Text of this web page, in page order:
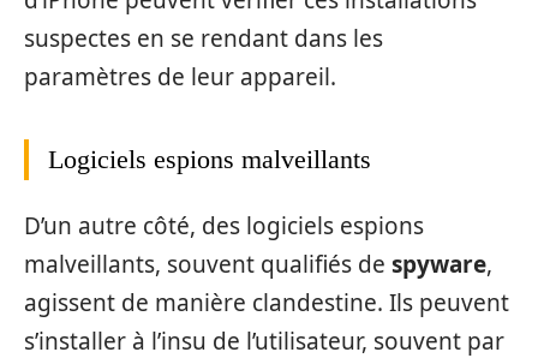
suspectes en se rendant dans les
paramètres de leur appareil.
Logiciels espions malveillants
D’un autre côté, des logiciels espions
malveillants, souvent qualifiés de spyware,
agissent de manière clandestine. Ils peuvent
s’installer à l’insu de l’utilisateur, souvent par